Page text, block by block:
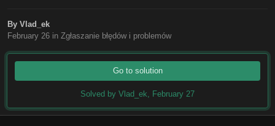
By Vlad_ek
February 26 in Zgłaszanie błędów i problemów
Go to solution
Solved by Vlad_ek, February 27